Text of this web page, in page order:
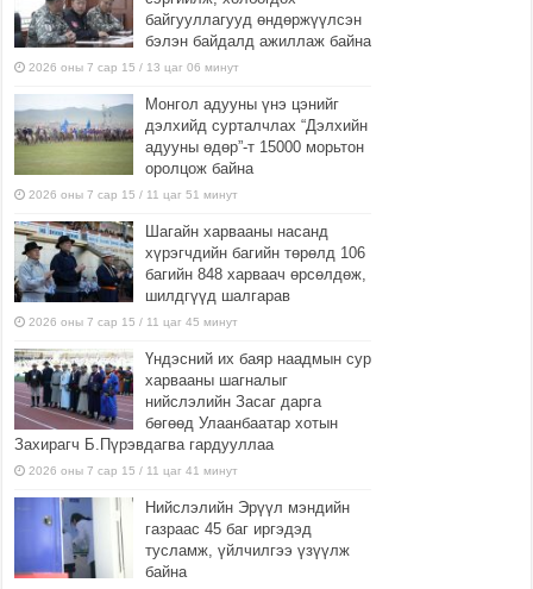
байгууллагууд өндөржүүлсэн
бэлэн байдалд ажиллаж байна
2026 оны 7 сар 15 / 13 цаг 06 минут
Монгол адууны үнэ цэнийг
дэлхийд сурталчлах “Дэлхийн
адууны өдөр”-т 15000 морьтон
оролцож байна
2026 оны 7 сар 15 / 11 цаг 51 минут
Шагайн харвааны насанд
хүрэгчдийн багийн төрөлд 106
багийн 848 харваач өрсөлдөж,
шилдгүүд шалгарав
2026 оны 7 сар 15 / 11 цаг 45 минут
Үндэсний их баяр наадмын сур
харвааны шагналыг
нийслэлийн Засаг дарга
бөгөөд Улаанбаатар хотын
Захирагч Б.Пүрэвдагва гардууллаа
2026 оны 7 сар 15 / 11 цаг 41 минут
Нийслэлийн Эрүүл мэндийн
газраас 45 баг иргэдэд
тусламж, үйлчилгээ үзүүлж
байна